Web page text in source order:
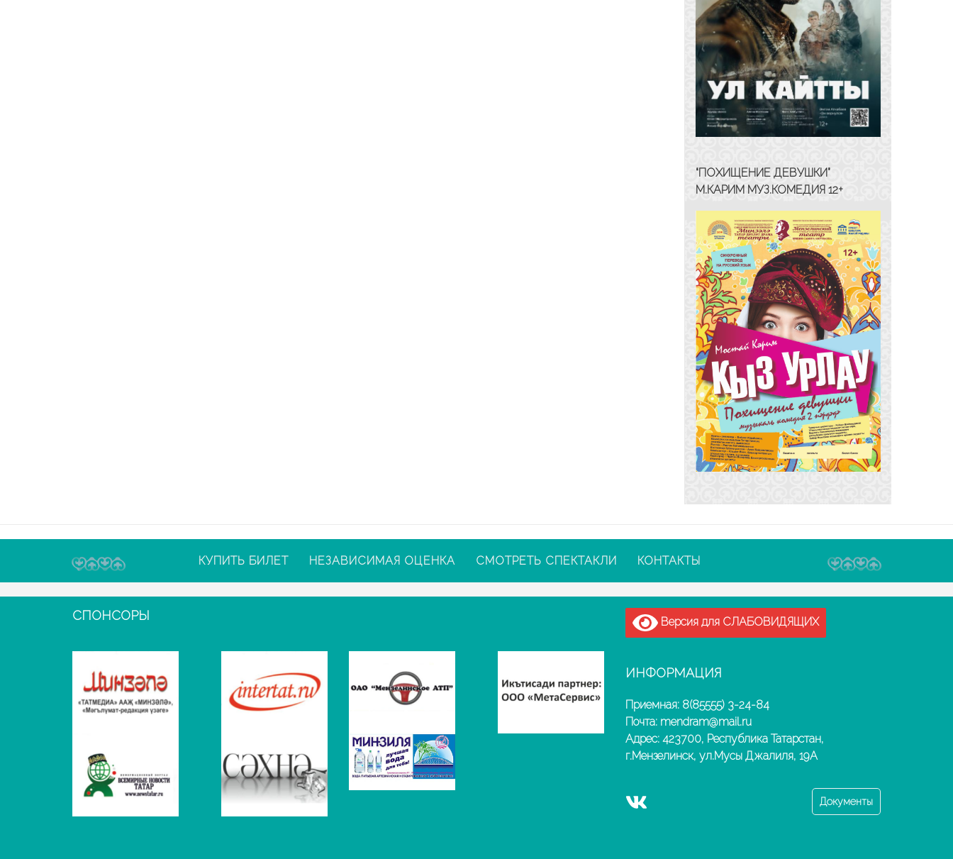
“ПОХИЩЕНИЕ ДЕВУШКИ”
М.КАРИМ МУЗ.КОМЕДИЯ 12+
КУПИТЬ БИЛЕТ НЕЗАВИСИМАЯ ОЦЕНКА СМОТРЕТЬ СПЕКТАКЛИ КОНТАКТЫ
СПОНСОРЫ Версия для СЛАБОВИДЯЩИХ
ИНФОРМАЦИЯ
Приемная: 8(85555) 3-24-84
Почта: mendram@mail.ru
Адрес: 423700, Республика Татарстан,
г.Мензелинск, ул.Мусы Джалиля, 19А
Документы